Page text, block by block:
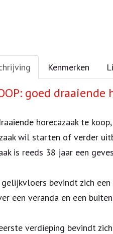
Kenmerken
goed
horecazaak te
wil starten of verder
is reeds 38 jaar een
bevindt zich
een veranda en een
verdieping bevindt